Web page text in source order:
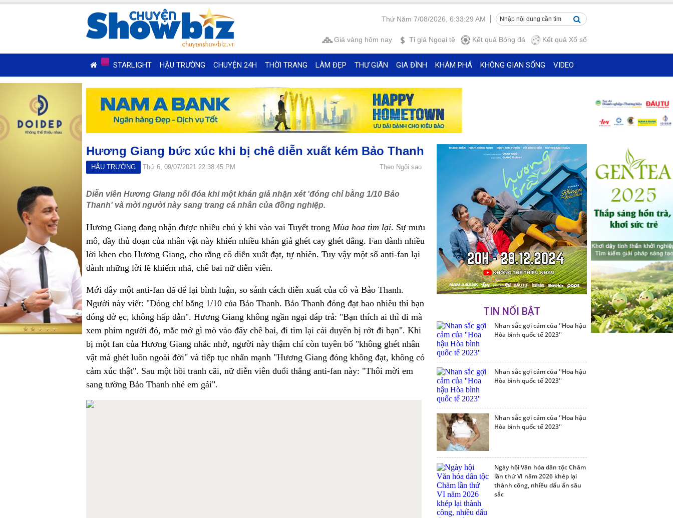
Thứ Năm 7/08/2026, 6:33:29 AM
Kết quả Xổ số
Kết quả Bóng đá
Tỉ giá Ngoại tệ
Giá vàng hôm nay
STARLIGHT HẬU TRƯỜNG CHUYỆN 24H THỜI TRANG LÀM ĐẸP THƯ GIÃN GIA ĐÌNH KHÁM PHÁ KHÔNG GIAN SỐNG VIDEO
Hương Giang bức xúc khi bị chê diễn xuất kém Bảo Thanh
HẬU TRƯỜNG Thứ 6, 09/07/2021 22:38:45 PM Theo Ngôi sao
Diễn viên Hương Giang nổi đóa khi một khán giả nhận xét 'đóng chỉ bằng 1/10 Bảo
Thanh' và mời người này sang trang cá nhân của đồng nghiệp.
Hương Giang đang nhận được nhiều chú ý khi vào vai Tuyết trong Mùa hoa tìm lại. Sự mưu
mô, đầy thủ đoạn của nhân vật này khiến nhiều khán giả ghét cay ghét đắng. Fan dành nhiều
lời khen cho Hương Giang, cho rằng cô diễn xuất đạt, tự nhiên. Tuy vậy một số anti-fan lại
dành những lời lẽ khiếm nhã, chê bai nữ diễn viên.
Mới đây một anti-fan đã để lại bình luận, so sánh cách diễn xuất của cô và Bảo Thanh.
Người này viết: "Đóng chỉ bằng 1/10 của Bảo Thanh. Bảo Thanh đóng đạt bao nhiêu thì bạn
đóng dở ẹc, không hấp dẫn". Hương Giang không ngần ngại đáp trả: "Bạn thích ai thì đi mà
xem phim người đó, mắc mớ gì mò vào đây chê bai, đi tìm lại cái duyên bị rớt đi bạn". Khi
bị một fan của Hương Giang nhắc nhở, người này thậm chí còn tuyên bố "không ghét nhân
vật mà ghét luôn ngoài đời" và tiếp tục nhấn mạnh "Hương Giang đóng không đạt, không có
cảm xúc thật". Sau một hồi tranh cãi, nữ diễn viên đuổi thẳng anti-fan này: "Thôi mời em
sang tường Bảo Thanh nhé em gái".
TIN NỔI BẬT
Nhan sắc gợi cảm của ''Hoa hậu
Hòa bình quốc tế 2023''
Nhan sắc gợi cảm của ''Hoa hậu
Hòa bình quốc tế 2023''
Nhan sắc gợi cảm của ''Hoa hậu
Hòa bình quốc tế 2023''
Ngày hội Văn hóa dân tộc Chăm
lần thứ VI năm 2026 khép lại
thành công, nhiều dấu ấn sâu
sắc